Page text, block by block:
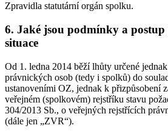
Zpravidla statutární orgán spolku.
6. Jaké jsou podmínky a
situace
Od 1. ledna 2014 běží lhůty určené
právnických osob (tedy i spolků) do
ustanoveními OZ, jednak k přizpůsobení
veřejném (spolkovém) rejstříku stavu
304/2013 Sb., o veřejných rejstřících
(dále jen „ZVR“).